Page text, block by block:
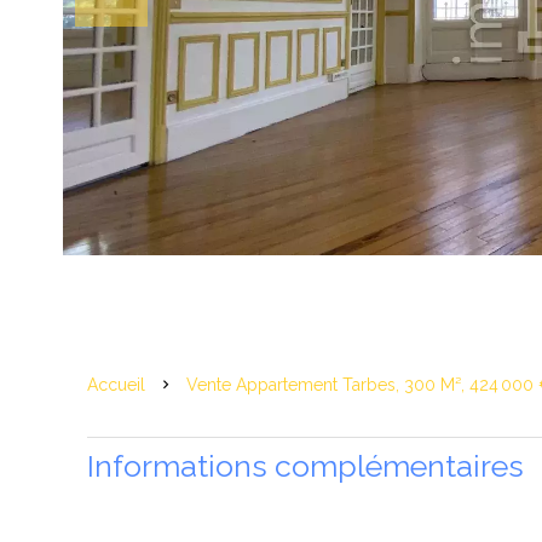
Accueil Vente Appartement Tarbes, 300 M², 424 000
Informations complémentaires